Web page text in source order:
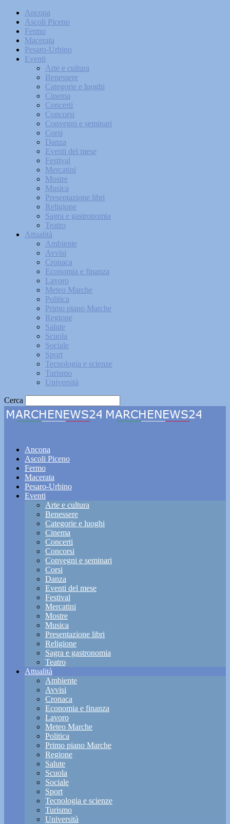
Ancona
Ascoli Piceno
Fermo
Macerata
Pesaro-Urbino
Eventi
Arte e cultura
Benessere
Categorie e luoghi
Cinema
Concerti
Concorsi
Convegni e seminari
Corsi
Danza
Eventi del mese
Festival
Mercatini
Mostre
Musica
Presentazione libri
Religione
Sagra e gastronomia
Teatro
Attualità
Ambiente
Avvisi
Cronaca
Economia e finanza
Lavoro
Meteo Marche
Politica
Primo piano Marche
Regione
Salute
Scuola
Sociale
Sport
Tecnologia e scienze
Turismo
Università
Cerca
Ancona
Ascoli Piceno
Fermo
Macerata
Pesaro-Urbino
Eventi
Arte e cultura
Benessere
Categorie e luoghi
Cinema
Concerti
Concorsi
Convegni e seminari
Corsi
Danza
Eventi del mese
Festival
Mercatini
Mostre
Musica
Presentazione libri
Religione
Sagra e gastronomia
Teatro
Attualità
Ambiente
Avvisi
Cronaca
Economia e finanza
Lavoro
Meteo Marche
Politica
Primo piano Marche
Regione
Salute
Scuola
Sociale
Sport
Tecnologia e scienze
Turismo
Università